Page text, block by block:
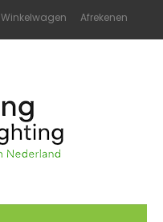
Winkelwagen Afrekenen